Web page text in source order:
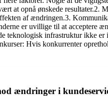
at opnå ønskede resultater.2.
af ændringen.3.
er uvillige til at acceptere
teknologisk infrastruktur ikke
Hvis konkurrenter
ændringer i